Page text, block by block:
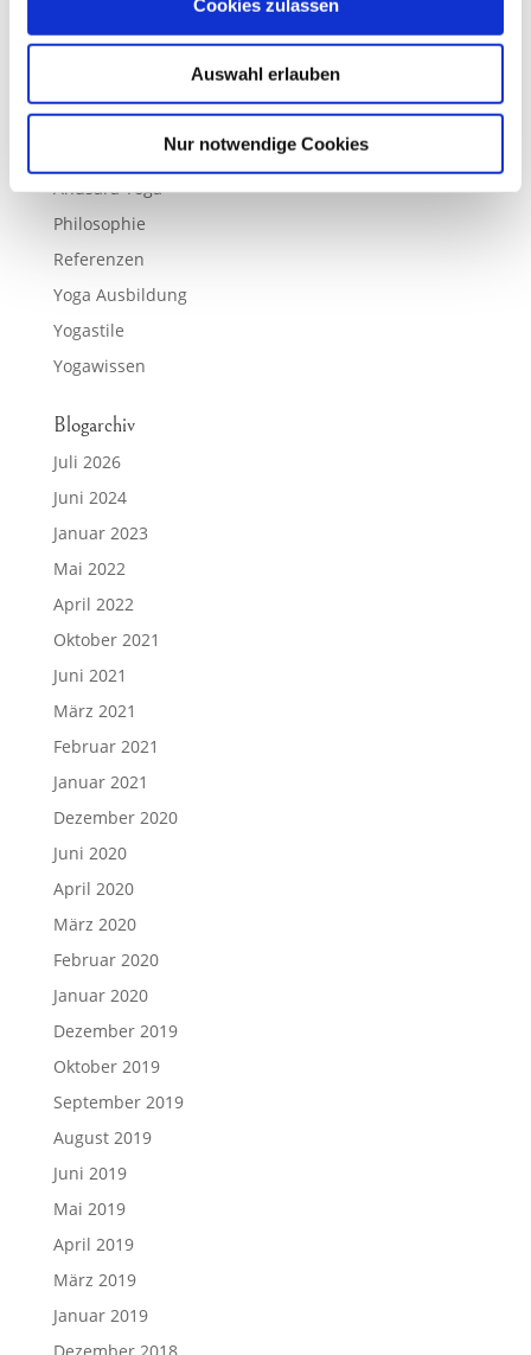
Cookies zulassen
Auswahl erlauben
Nur notwendige Cookies
Yogapraxis
Yogastile
Yoga Sutra
Kategorien
Anusara Yoga
Philosophie
Referenzen
Yoga Ausbildung
Yogastile
Yogawissen
Blogarchiv
Juli 2026
Juni 2024
Januar 2023
Mai 2022
April 2022
Oktober 2021
Juni 2021
März 2021
Februar 2021
Januar 2021
Dezember 2020
Juni 2020
April 2020
März 2020
Februar 2020
Januar 2020
Dezember 2019
Oktober 2019
September 2019
August 2019
Juni 2019
Mai 2019
April 2019
März 2019
Januar 2019
Dezember 2018